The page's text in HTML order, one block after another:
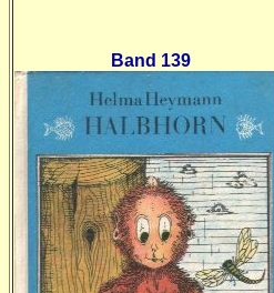
Band 139